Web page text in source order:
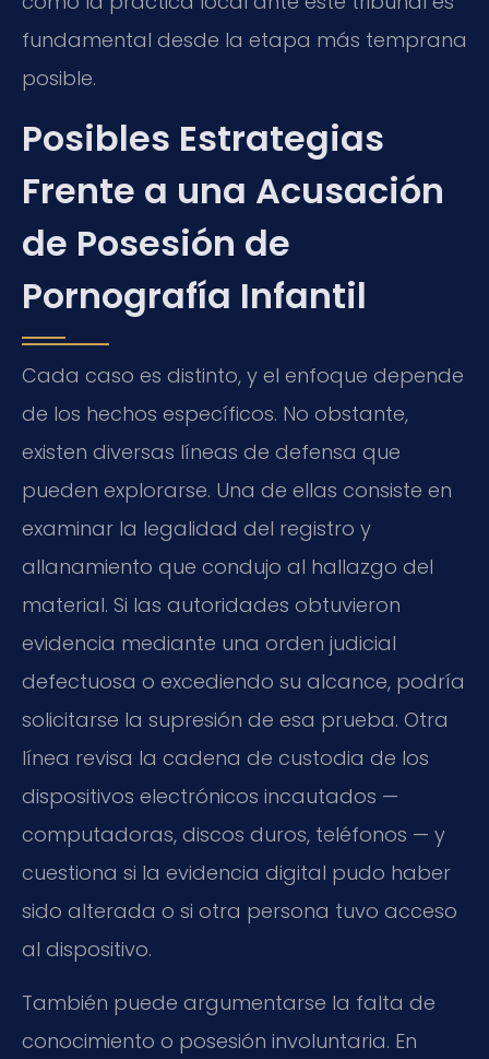
fundamental desde la etapa más temprana
posible.
Posibles Estrategias
Frente a una Acusación
de Posesión de
Pornografía Infantil
Cada caso es distinto, y el enfoque depende
de los hechos específicos. No obstante,
existen diversas líneas de defensa que
pueden explorarse. Una de ellas consiste en
examinar la legalidad del registro y
allanamiento que condujo al hallazgo del
material. Si las autoridades obtuvieron
evidencia mediante una orden judicial
defectuosa o excediendo su alcance, podría
solicitarse la supresión de esa prueba. Otra
línea revisa la cadena de custodia de los
dispositivos electrónicos incautados —
computadoras, discos duros, teléfonos — y
cuestiona si la evidencia digital pudo haber
sido alterada o si otra persona tuvo acceso
al dispositivo.
También puede argumentarse la falta de
conocimiento o posesión involuntaria. En